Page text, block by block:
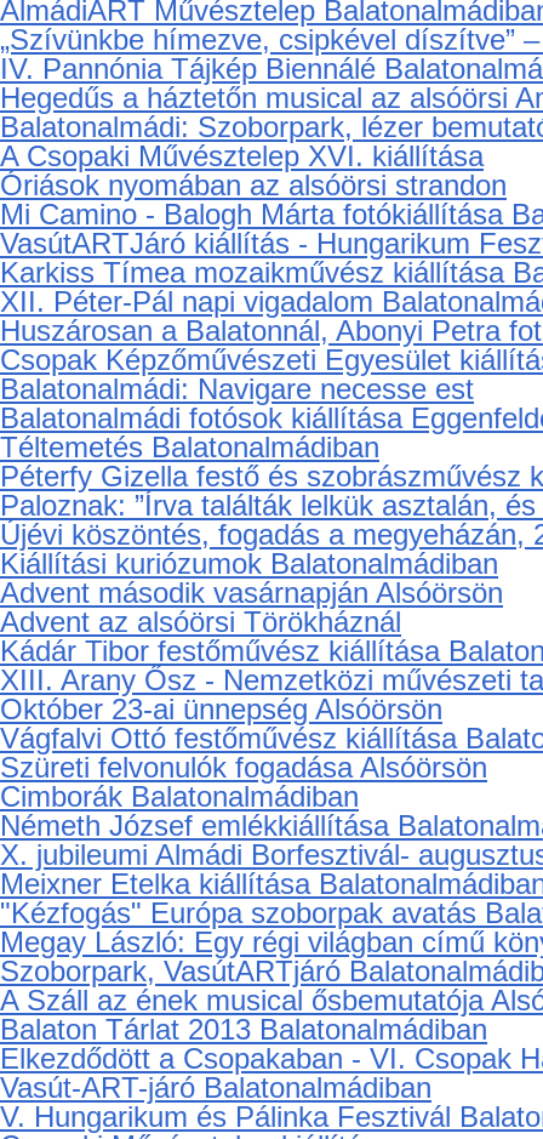
Arany balladák Balatonfűzfőn
„Gemenci pillanatok” - fotókiállítás
„Sempre Con due Route - Kerékpáros
Vágfalvi Ottó életmű-kiállítása Tihanyban
Balatonfüred és művészeinek kollektív
Keszthelyi pillanatképek
Szél József kiállítása a Csopak
Csopak Napok - Borlovagok avatásával
AlmádiART Művésztelep
„Szívünkbe hímezve, csipkével díszítve”
IV. Pannónia Tájkép Biennálé
Hegedűs a háztetőn musical az alsóörsi
Balatonalmádi: Szoborpark, lézer
A Csopaki Művésztelep XVI. kiállítása
Óriások nyomában az alsóörsi strandon
Mi Camino - Balogh Márta fotókiállítása
VasútARTJáró kiállítás - Hungarikum
Karkiss Tímea mozaikművész kiállítása
XII. Péter-Pál napi vigadalom
Huszárosan a Balatonnál, Abonyi Petra
Csopak Képzőművészeti Egyesület
Balatonalmádi: Navigare necesse est
Balatonalmádi fotósok kiállítása
Téltemetés Balatonalmádiban
Péterfy Gizella festő és szobrászművész
Paloznak: ”Írva találták lelkük asztalán,
Újévi köszöntés, fogadás a megyeházán,
Kiállítási kuriózumok Balatonalmádiban
Advent második vasárnapján Alsóörsön
Advent az alsóörsi Törökháznál
Kádár Tibor festőművész kiállítása
XIII. Arany Ősz - Nemzetközi művészeti
Október 23-ai ünnepség Alsóörsön
Vágfalvi Ottó festőművész kiállítása
Szüreti felvonulók fogadása Alsóörsön
Cimborák Balatonalmádiban
Németh József emlékkiállítása
X. jubileumi Almádi Borfesztivál-
Meixner Etelka kiállítása